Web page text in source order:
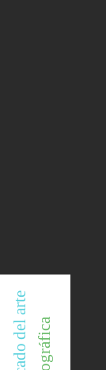
mercado del arte